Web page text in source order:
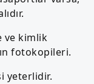
ve kimlik
fotokopileri.
yeterlidir.